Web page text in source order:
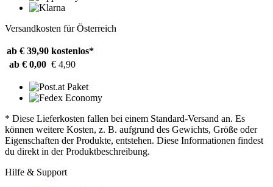
Versandkosten für Österreich
ab € 39,90 kostenlos*
ab € 0,00 € 4,90
* Diese Lieferkosten fallen bei einem Standard-Versand an. Es
können weitere Kosten, z. B. aufgrund des Gewichts, Größe oder
Eigenschaften der Produkte, entstehen. Diese Informationen findest
du direkt in der Produktbeschreibung.
Hilfe & Support